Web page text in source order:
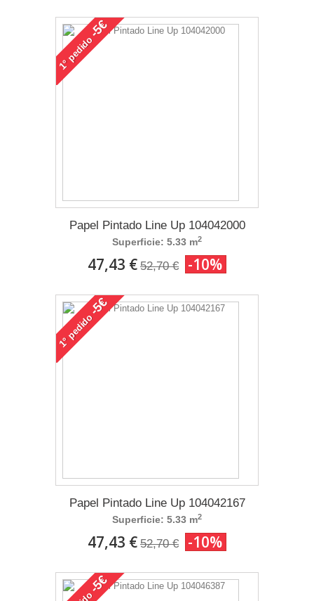
1°
pedido
-5€
Papel Pintado Line Up 104042000
Superficie: 5.33 m2
47,43 € 52,70 € -10%
1°
pedido
-5€
Papel Pintado Line Up 104042167
Superficie: 5.33 m2
47,43 € 52,70 € -10%
-5€